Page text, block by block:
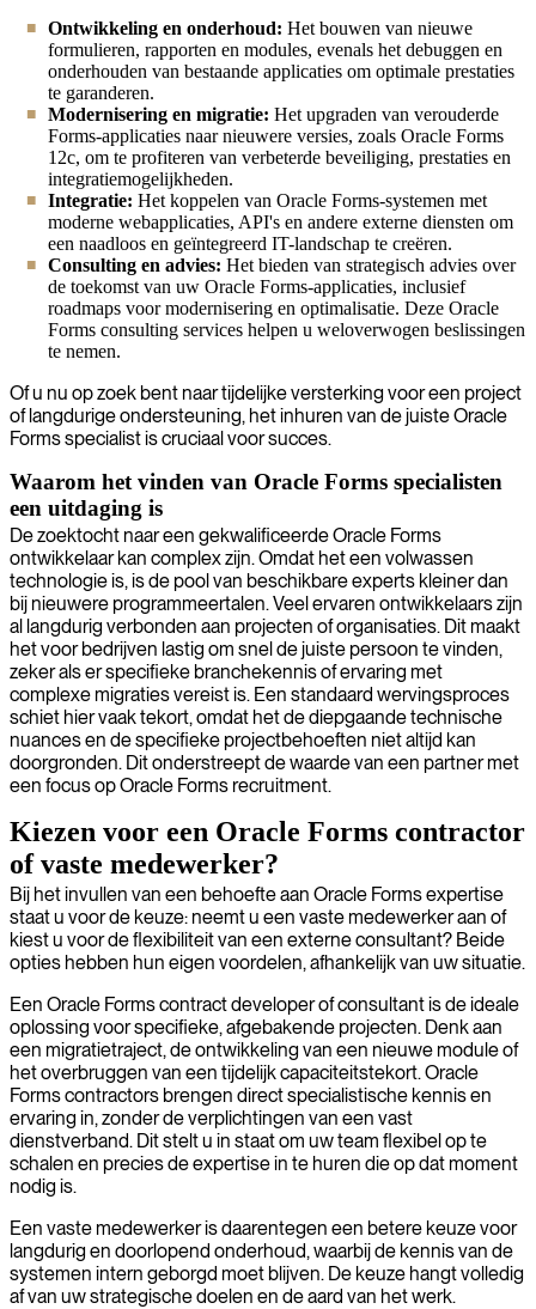
Ontwikkeling en onderhoud: Het bouwen van nieuwe
formulieren, rapporten en modules, evenals het debuggen en
onderhouden van bestaande applicaties om optimale prestaties
te garanderen.
Modernisering en migratie: Het upgraden van verouderde
Forms-applicaties naar nieuwere versies, zoals Oracle Forms
12c, om te profiteren van verbeterde beveiliging, prestaties en
integratiemogelijkheden.
Integratie: Het koppelen van Oracle Forms-systemen met
moderne webapplicaties, API's en andere externe diensten om
een naadloos en geïntegreerd IT-landschap te creëren.
Consulting en advies: Het bieden van strategisch advies over
de toekomst van uw Oracle Forms-applicaties, inclusief
roadmaps voor modernisering en optimalisatie. Deze Oracle
Forms consulting services helpen u weloverwogen beslissingen
te nemen.
Of u nu op zoek bent naar tijdelijke versterking voor een project
of langdurige ondersteuning, het inhuren van de juiste Oracle
Forms specialist is cruciaal voor succes.
Waarom het vinden van Oracle Forms specialisten
een uitdaging is
De zoektocht naar een gekwalificeerde Oracle Forms
ontwikkelaar kan complex zijn. Omdat het een volwassen
technologie is, is de pool van beschikbare experts kleiner dan
bij nieuwere programmeertalen. Veel ervaren ontwikkelaars zijn
al langdurig verbonden aan projecten of organisaties. Dit maakt
het voor bedrijven lastig om snel de juiste persoon te vinden,
zeker als er specifieke branchekennis of ervaring met
complexe migraties vereist is. Een standaard wervingsproces
schiet hier vaak tekort, omdat het de diepgaande technische
nuances en de specifieke projectbehoeften niet altijd kan
doorgronden. Dit onderstreept de waarde van een partner met
een focus op Oracle Forms recruitment.
Kiezen voor een Oracle Forms contractor
of vaste medewerker?
Bij het invullen van een behoefte aan Oracle Forms expertise
staat u voor de keuze: neemt u een vaste medewerker aan of
kiest u voor de flexibiliteit van een externe consultant? Beide
opties hebben hun eigen voordelen, afhankelijk van uw situatie.
Een Oracle Forms contract developer of consultant is de ideale
oplossing voor specifieke, afgebakende projecten. Denk aan
een migratietraject, de ontwikkeling van een nieuwe module of
het overbruggen van een tijdelijk capaciteitstekort. Oracle
Forms contractors brengen direct specialistische kennis en
ervaring in, zonder de verplichtingen van een vast
dienstverband. Dit stelt u in staat om uw team flexibel op te
schalen en precies de expertise in te huren die op dat moment
nodig is.
Een vaste medewerker is daarentegen een betere keuze voor
langdurig en doorlopend onderhoud, waarbij de kennis van de
systemen intern geborgd moet blijven. De keuze hangt volledig
af van uw strategische doelen en de aard van het werk.